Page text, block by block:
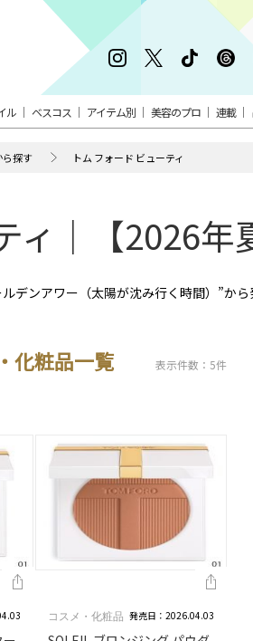
ル ベスコス アイテム別 美容のプロ 連載
ら探す トム フォード ビューティ
ィ｜【2026
デンアワー（太陽が沈み行く時間）”か
化粧品一覧 表示件数：5件
コスメ・化粧品 発売日：2026.04.03